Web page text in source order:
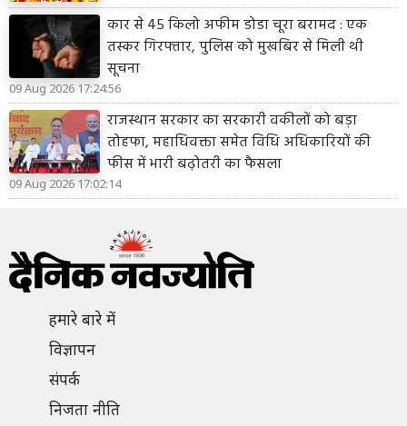
कार से 45 किलो अफीम डोडा चूरा बरामद : एक
तस्कर गिरफ्तार, पुलिस को मुखबिर से मिली थी
सूचना
09 Aug 2026 17:24:56
राजस्थान सरकार का सरकारी वकीलों को बड़ा
तोहफा, महाधिवक्ता समेत विधि अधिकारियों की
फीस में भारी बढ़ोतरी का फैसला
09 Aug 2026 17:02:14
हमारे बारे में
विज्ञापन
संपर्क
निजता नीति